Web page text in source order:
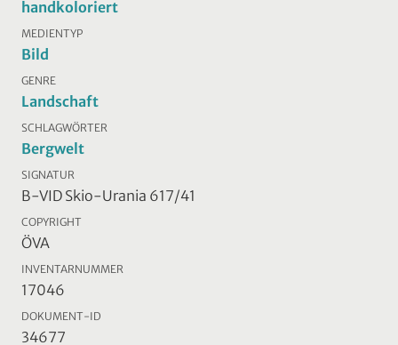
handkoloriert
MEDIENTYP
Bild
GENRE
Landschaft
SCHLAGWÖRTER
Bergwelt
SIGNATUR
B-VID Skio-Urania 617/41
COPYRIGHT
ÖVA
INVENTARNUMMER
17046
DOKUMENT-ID
34677